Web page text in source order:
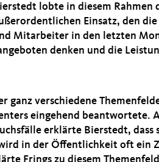
lobte in diesem Rahmen
Einsatz, den
Mitarbeiter in den letzten
denken und die
ganz verschiedene
eingehend beantwortete.
erklärte Bierstedt, dass
in der Öffentlichkeit oft ein
Frings zu diesem